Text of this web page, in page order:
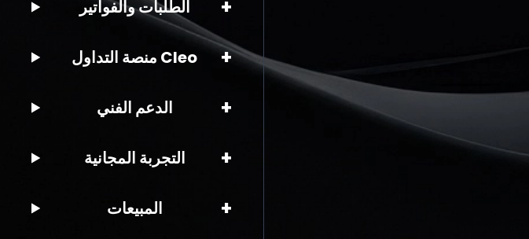
الطلبات والفواتير +
منصة التداول Cleo +
الدعم الفني +
التجربة المجانية +
المبيعات +